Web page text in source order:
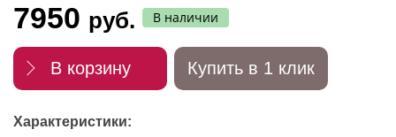
7950 руб. В наличии
В корзину Купить в 1 клик
Характеристики: